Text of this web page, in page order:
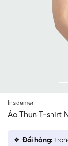
Insidemen
Áo Thun T-shirt
Đổi hàng: